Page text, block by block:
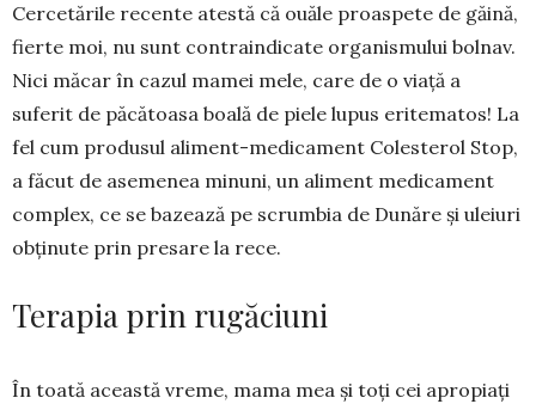
Cercetările re­cente atestă că ouăle proas­pete de găi­nă,
fierte moi, nu sunt contra­in­dicate orga­nismului bol­nav.
Nici măcar în cazul mamei mele, care de o viaţă a
suferit de pă­că­toasa boală de piele lu­pus eri­tematos! La
fel cum produsul ali­ment-medicament Co­les­terol Stop,
a făcut de ase­me­nea minuni, un aliment medica­ment
com­plex, ce se ba­zează pe scrumbia de Dunăre şi ule­iuri
obţinute prin presare la rece.
Terapia prin rugăciuni
În toată această vreme, mama mea şi toţi cei apropiaţi